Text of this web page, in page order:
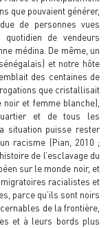
que pouvaient générer,
de personnes vues
de vendeurs
médina. De même, un
et notre hôte
des centaines de
que cristallisait
et femme blanche),
et de tous les
situation puisse rester
racisme (Pian, 2010 ;
de l’esclavage du
sur le monde noir, et
racialistes et
parce qu’ils sont noirs
de la frontière,
et à leurs bords plus